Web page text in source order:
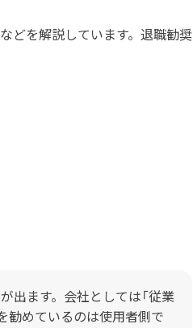
どを解説しています。退職勧奨
出ます。会社としては「従業
勧めているのは使用者側で